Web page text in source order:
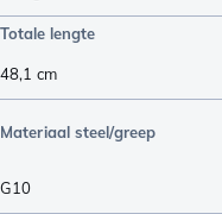
Totale lengte
48,1 cm
Materiaal steel/greep
G10